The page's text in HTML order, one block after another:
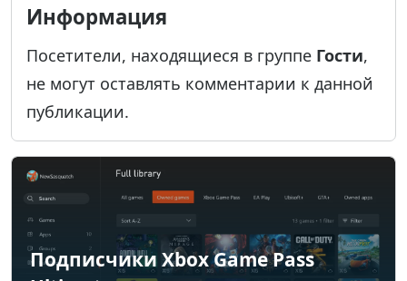
Информация
Посетители, находящиеся в группе Гости,
не могут оставлять комментарии к данной
публикации.
Подписчики Xbox Game Pass